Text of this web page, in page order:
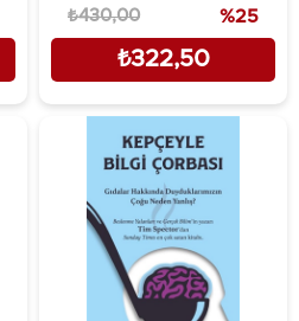
₺322,50
₺430,00 %25